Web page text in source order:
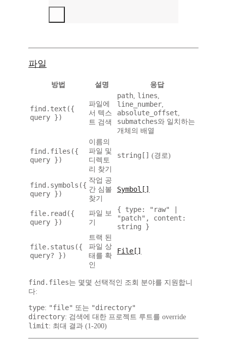
파일
방법 설명 응답
find.text({
query })
파일에
서 텍스
트 검색
path lines
line_number
absolute_offset
submatches와 일치하는
개체의 배열
find.files({
query })
이름의
파일 및
디렉토
리 찾기
string[] (경로)
find.symbols({
query })
작업 공
간 심볼
찾기
Symbol[]
file.read({
query })
파일 보
기
{ type: "raw" |
"patch", content:
string }
file.status({
query? })
트랙 된
파일 상
태를 확
인
File[]
find.files는 몇몇 선택적인 조회 분야를 지원합니
다:
type: "file" 또는 "directory"
directory: 검색에 대한 프로젝트 루트를 override
limit: 최대 결과 (1-200)